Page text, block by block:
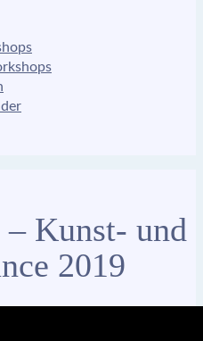
– Kunst- und
2019